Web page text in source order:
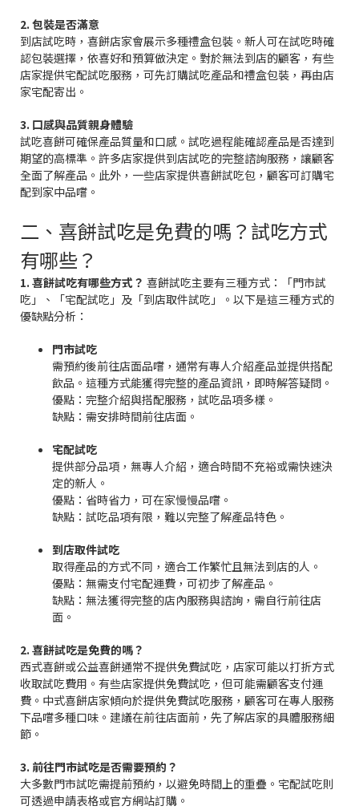
2. 包裝是否滿意
到店試吃時，喜餅店家會展示多種禮盒包裝。新人可在試吃時確
認包裝選擇，依喜好和預算做決定。對於無法到店的顧客，有些
店家提供宅配試吃服務，可先訂購試吃產品和禮盒包裝，再由店
家宅配寄出。
3. 口感與品質親身體驗
試吃喜餅可確保產品質量和口感。試吃過程能確認產品是否達到
期望的高標準。許多店家提供到店試吃的完整諮詢服務，讓顧客
全面了解產品。此外，一些店家提供喜餅試吃包，顧客可訂購宅
配到家中品嚐。
二、喜餅試吃是免費的嗎？試吃方式
有哪些？
1. 喜餅試吃有哪些方式？ 喜餅試吃主要有三種方式：「門市試
吃」、「宅配試吃」及「到店取件試吃」。以下是這三種方式的
優缺點分析：
門市試吃
需預約後前往店面品嚐，通常有專人介紹產品並提供搭配
飲品。這種方式能獲得完整的產品資訊，即時解答疑問。
優點：完整介紹與搭配服務，試吃品項多樣。
缺點：需安排時間前往店面。
宅配試吃
提供部分品項，無專人介紹，適合時間不充裕或需快速決
定的新人。
優點：省時省力，可在家慢慢品嚐。
缺點：試吃品項有限，難以完整了解產品特色。
到店取件試吃
取得產品的方式不同，適合工作繁忙且無法到店的人。
優點：無需支付宅配運費，可初步了解產品。
缺點：無法獲得完整的店內服務與諮詢，需自行前往店
面。
2. 喜餅試吃是免費的嗎？
西式喜餅或公益喜餅通常不提供免費試吃，店家可能以打折方式
收取試吃費用。有些店家提供免費試吃，但可能需顧客支付運
費。中式喜餅店家傾向於提供免費試吃服務，顧客可在專人服務
下品嚐多種口味。建議在前往店面前，先了解店家的具體服務細
節。
3. 前往門市試吃是否需要預約？
大多數門市試吃需提前預約，以避免時間上的重疊。宅配試吃則
可透過申請表格或官方網站訂購。